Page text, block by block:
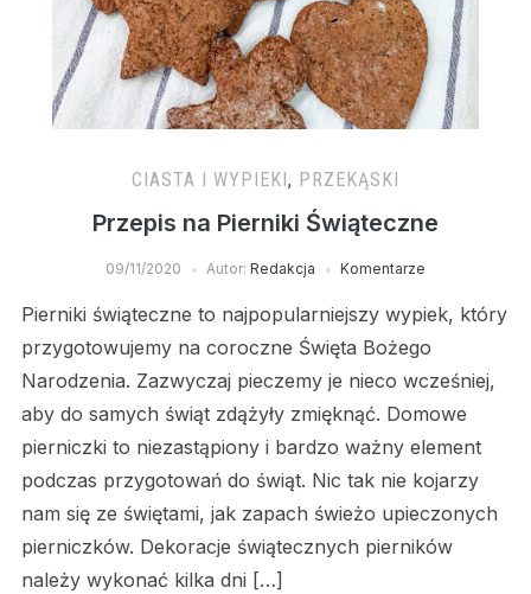
CIASTA I WYPIEKI, PRZEKĄSKI
Przepis na Pierniki Świąteczne
09/11/2020 Autor: Redakcja Komentarze
Pierniki świąteczne to najpopularniejszy wypiek, który
przygotowujemy na coroczne Święta Bożego
Narodzenia. Zazwyczaj pieczemy je nieco wcześniej,
aby do samych świąt zdążyły zmięknąć. Domowe
pierniczki to niezastąpiony i bardzo ważny element
podczas przygotowań do świąt. Nic tak nie kojarzy
nam się ze świętami, jak zapach świeżo upieczonych
pierniczków. Dekoracje świątecznych pierników
należy wykonać kilka dni […]